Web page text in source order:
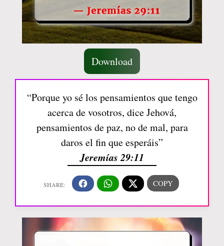
Download
“Porque yo sé los pensamientos que tengo
acerca de vosotros, dice Jehová,
pensamientos de paz, no de mal, para
daros el fin que esperáis”
Jeremías 29:11